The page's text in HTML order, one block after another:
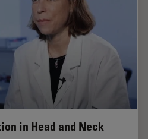
in Head and Neck